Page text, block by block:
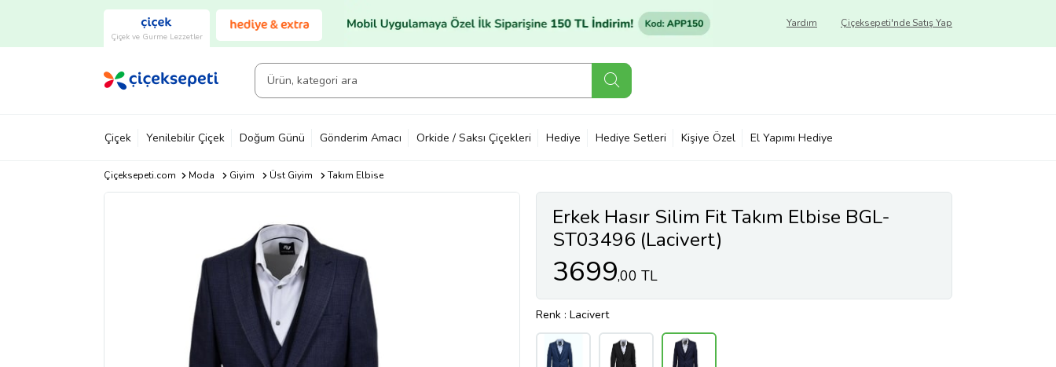
Çiçek ve Gurme Lezzetler
Çiçeksepeti'nde Satış Yap
Yardım
Çiçek Yenilebilir Çiçek Doğum Günü Gönderim Amacı Orkide / Saksı Çiçekleri Hediye Hediye Setleri Kişiye Özel El Yapımı Hediye
Çiçeksepeti.com Moda Giyim Üst Giyim Takım Elbise
Erkek Hasır Silim Fit Takım Elbise BGL-
ST03496 (Lacivert)
3699,00 TL
Renk : Lacivert